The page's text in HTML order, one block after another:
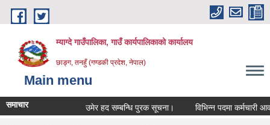
Skip to main content
म्याग्दे गाउँपालिका, गाउँ कार्यपालिकाको कार्यालय
छाङ्ग, तनहुँ (गण्डकी प्रदेश, नेपाल)
Main menu
समाचार उमेर हद सम्बन्धि पुरक सूचना। विभिन्न पदमा कर्मचारी